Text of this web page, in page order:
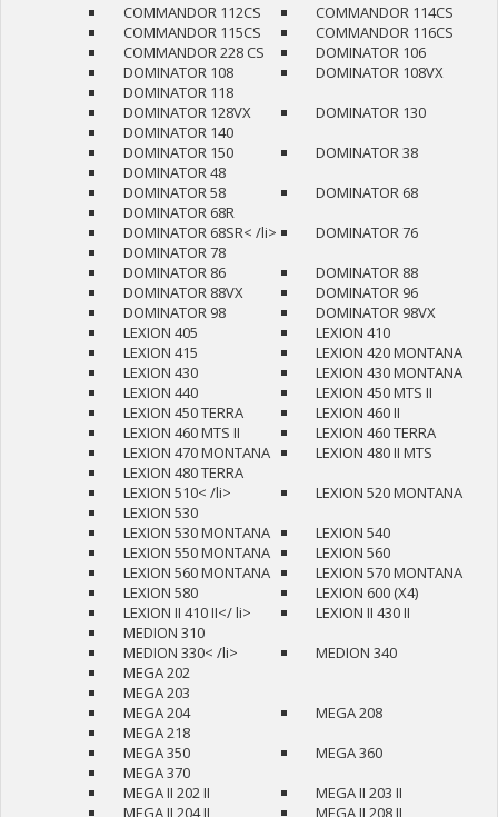
COMMANDOR 112CS
COMMANDOR 114CS
COMMANDOR 115CS
COMMANDOR 116CS
COMMANDOR 228 CS
DOMINATOR 106
DOMINATOR 108
DOMINATOR 108VX
DOMINATOR 118
DOMINATOR 128VX
DOMINATOR 130
DOMINATOR 140
DOMINATOR 150
DOMINATOR 38
DOMINATOR 48
DOMINATOR 58
DOMINATOR 68
DOMINATOR 68R
DOMINATOR 68SR< /li>
DOMINATOR 76
DOMINATOR 78
DOMINATOR 86
DOMINATOR 88
DOMINATOR 88VX
DOMINATOR 96
DOMINATOR 98
DOMINATOR 98VX
LEXION 405
LEXION 410
LEXION 415
LEXION 420 MONTANA
LEXION 430
LEXION 430 MONTANA
LEXION 440
LEXION 450 MTS II
LEXION 450 TERRA
LEXION 460 II
LEXION 460 MTS II
LEXION 460 TERRA
LEXION 470 MONTANA
LEXION 480 II MTS
LEXION 480 TERRA
LEXION 510< /li>
LEXION 520 MONTANA
LEXION 530
LEXION 530 MONTANA
LEXION 540
LEXION 550 MONTANA
LEXION 560
LEXION 560 MONTANA
LEXION 570 MONTANA
LEXION 580
LEXION 600 (X4)
LEXION II 410 II</ li>
LEXION II 430 II
MEDION 310
MEDION 330< /li>
MEDION 340
MEGA 202
MEGA 203
MEGA 204
MEGA 208
MEGA 218
MEGA 350
MEGA 360
MEGA 370
MEGA II 202 II
MEGA II 203 II
MEGA II 204 II
MEGA II 208 II